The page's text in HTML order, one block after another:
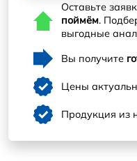
Оставьте
поймём.
выгодные
Вы получите
Цены
Продукция из